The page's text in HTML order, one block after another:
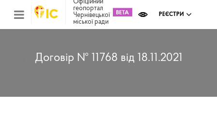
Офіційний
геопортал
Чернівецької
міської ради
РЕЄСТРИ
Договір № 11768 від 18.11.2021